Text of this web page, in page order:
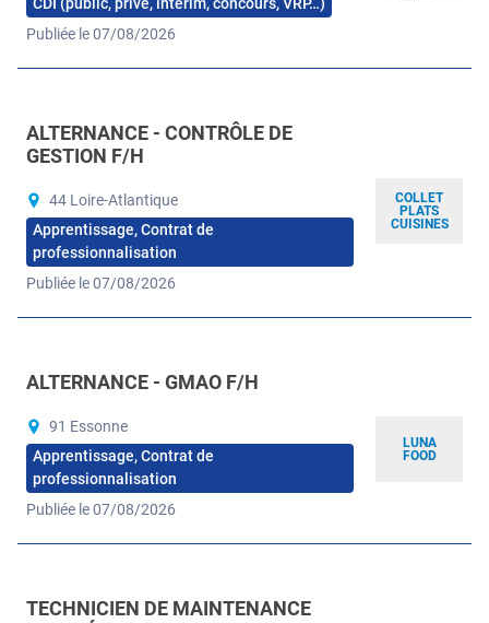
CDI (public, privé, intérim, concours, VRP…)
Publiée le 07/08/2026
COLLET
PLATS
CUISINES
ALTERNANCE - CONTRÔLE DE
GESTION F/H
44 Loire-Atlantique
Apprentissage, Contrat de
professionnalisation
Publiée le 07/08/2026
LUNA
FOOD
ALTERNANCE - GMAO F/H
91 Essonne
Apprentissage, Contrat de
professionnalisation
Publiée le 07/08/2026
TECHNICIEN DE MAINTENANCE